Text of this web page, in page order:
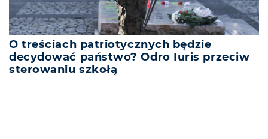
O treściach patriotycznych będzie
decydować państwo? Odro Iuris przeciw
sterowaniu szkołą